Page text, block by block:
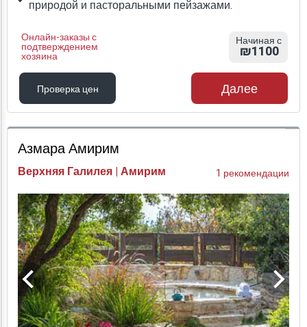
природой и пасторальными пейзажами.
Онлайн-заказы с
подтверждением
хозяина
Начиная с
₪1100
Проверка цен
Проверка цен
Далее
Азмара Амирим
Верхняя Галилея | Амирим 1 рекомендации